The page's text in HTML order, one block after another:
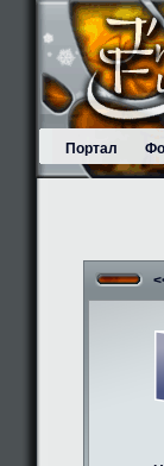
Портал